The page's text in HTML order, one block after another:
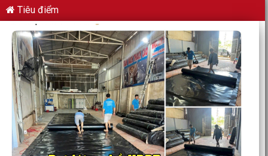
Tiêu điểm